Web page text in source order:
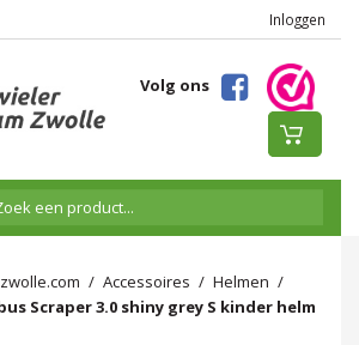
Inloggen
Volg ons
Accessoires
Helmen
Scraper 3.0 shiny grey S kinder helm